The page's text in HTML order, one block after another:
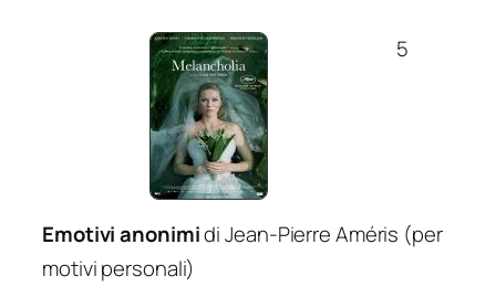
5
Emotivi anonimidi Jean-Pierre Améris (per
motivi personali)